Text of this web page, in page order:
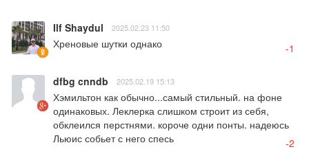
Ilf Shaydul 2025.02.23 11:50
Хреновые шутки однако -1
dfbg cnndb 2025.02.19 15:13
Хэмильтон как обычно...самый стильный. на фоне
одинаковых. Леклерка слишком строит из себя,
обклеился перстнями. короче одни понты. надеюсь
Льюис собьет с него спесь
-2